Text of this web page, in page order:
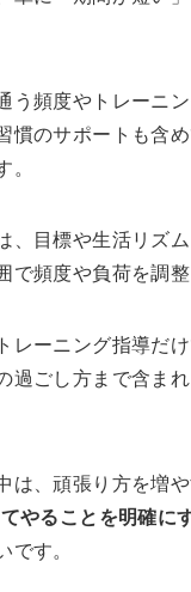
う頻度やトレーニ
慣のサポートも含
、目標や生活リズ
で頻度や負荷を調整
レーニング指導だ
過ごし方まで含ま
は、頑張り方を増
やることを明確に
す。